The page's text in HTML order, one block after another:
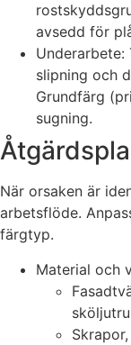
avsedd för
slipning och
Grundfärg
sugning.
När orsaken är
arbetsflöde.
färgtyp.
Material och